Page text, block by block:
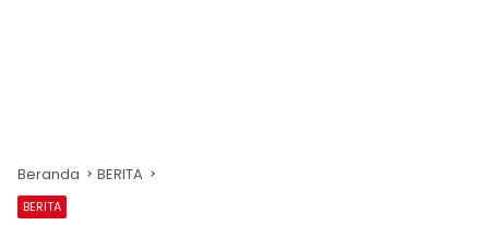
Beranda BERITA
BERITA